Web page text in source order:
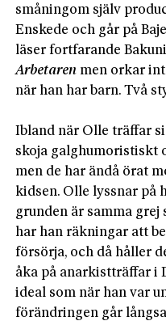
småningom själv
Enskede och går på
Arbetaren men orkar
när han har barn. Två
Ibland när Olle träffar
skoja galghumoristiskt
men de har ändå örat
kidsen. Olle lyssnar på
grunden är samma grej
har han räkningar att
försörja, och då håller
åka på anarkistträffar i
ideal som när han var
förändringen går